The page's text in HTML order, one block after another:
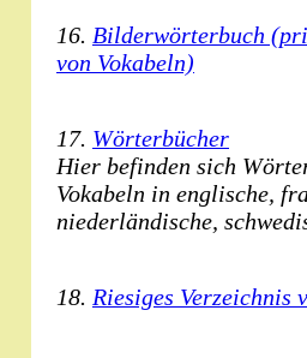
16. Bilderwörterbuch
von Vokabeln)
17. Wörterbücher
Hier befinden sich
Vokabeln in englische,
niederländische,
18. Riesiges Verzeichnis